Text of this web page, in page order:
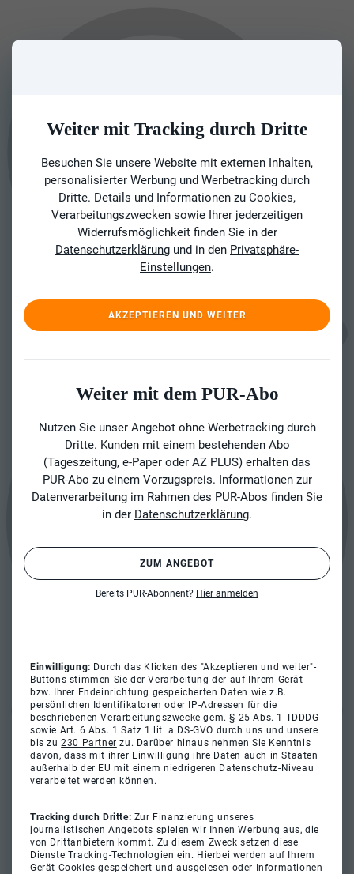
Weiter mit Tracking durch Dritte
Besuchen Sie unsere Website mit externen Inhalten,
personalisierter Werbung und Werbetracking durch
Dritte. Details und Informationen zu Cookies,
Verarbeitungszwecken sowie Ihrer jederzeitigen
Widerrufsmöglichkeit finden Sie in der
Datenschutzerklärung und in den Privatsphäre-
Einstellungen.
AKZEPTIEREN UND WEITER
Weiter mit dem PUR-Abo
Nutzen Sie unser Angebot ohne Werbetracking durch
Dritte. Kunden mit einem bestehenden Abo
(Tageszeitung, e-Paper oder AZ PLUS) erhalten das
PUR-Abo zu einem Vorzugspreis. Informationen zur
Datenverarbeitung im Rahmen des PUR-Abos finden Sie
in der Datenschutzerklärung.
ZUM ANGEBOT
Bereits PUR-Abonnent? Hier anmelden
Einwilligung: Durch das Klicken des "Akzeptieren und weiter"-
Buttons stimmen Sie der Verarbeitung der auf Ihrem Gerät
bzw. Ihrer Endeinrichtung gespeicherten Daten wie z.B.
persönlichen Identifikatoren oder IP-Adressen für die
beschriebenen Verarbeitungszwecke gem. § 25 Abs. 1 TDDDG
sowie Art. 6 Abs. 1 Satz 1 lit. a DS-GVO durch uns und unsere
bis zu230 Partner zu. Darüber hinaus nehmen Sie Kenntnis
davon, dass mit ihrer Einwilligung ihre Daten auch in Staaten
außerhalb der EU mit einem niedrigeren Datenschutz-Niveau
verarbeitet werden können.
Tracking durch Dritte: Zur Finanzierung unseres
journalistischen Angebots spielen wir Ihnen Werbung aus, die
von Drittanbietern kommt. Zu diesem Zweck setzen diese
Dienste Tracking-Technologien ein. Hierbei werden auf Ihrem
Gerät Cookies gespeichert und ausgelesen oder Informationen